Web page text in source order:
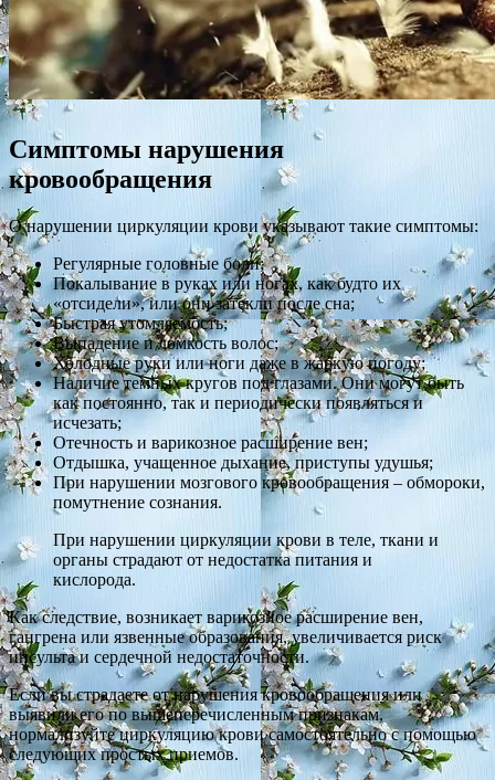
Симптомы нарушения
кровообращения
О нарушении циркуляции крови указывают такие симптомы:
Регулярные головные боли;
Покалывание в руках или ногах, как будто их
«отсидели», или они затекли после сна;
Быстрая утомляемость;
Выпадение и ломкость волос;
Холодные руки или ноги даже в жаркую погоду;
Наличие темных кругов под глазами. Они могут быть
как постоянно, так и периодически появляться и
исчезать;
Отечность и варикозное расширение вен;
Отдышка, учащенное дыхание, приступы удушья;
При нарушении мозгового кровообращения – обмороки,
помутнение сознания.
При нарушении циркуляции крови в теле, ткани и
органы страдают от недостатка питания и
кислорода.
Как следствие, возникает варикозное расширение вен,
гангрена или язвенные образования, увеличивается риск
инсульта и сердечной недостаточности.
Если вы страдаете от нарушения кровообращения или
выявили его по вышеперечисленным признакам,
нормализуйте циркуляцию крови самостоятельно с помощью
следующих простых приемов.